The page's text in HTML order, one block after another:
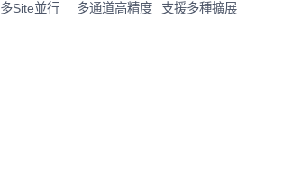
多Site並行 多通道高精度 支援多種擴展